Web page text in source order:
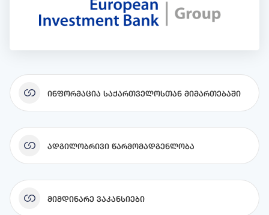
Ინფორმაცია Საქართველოსთან Მიმართებაში
Ადგილობრივი Წარმომადგენლობა
Მიმდინარე Ვაკანსიები